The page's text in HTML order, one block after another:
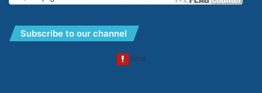
Subscribe to our channel